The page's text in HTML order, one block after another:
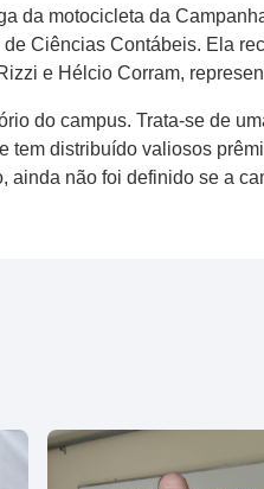
da motocicleta da
Ciências Contábeis. Ela
e Hélcio Corram,
do campus. Trata-se de
distribuído valiosos
não foi definido se a